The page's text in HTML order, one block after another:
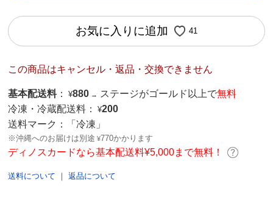
お気に入りに追加 41
この商品はキャンセル・返品・交換できません
基本配送料 ： ¥880 → ステージがゴールド以上で無料
冷凍・冷蔵配送料：
¥200
送料マーク：
「冷凍」
※沖縄へのお届けは別途 ¥770かかります
ディノスカードなら基本配送料¥5,000まで無料！
送料について ｜返品について